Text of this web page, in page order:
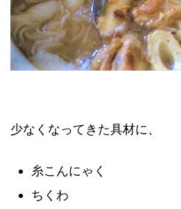
少なくなってきた具材に、
糸こんにゃく
ちくわ